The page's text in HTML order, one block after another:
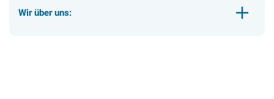
Wir über uns: